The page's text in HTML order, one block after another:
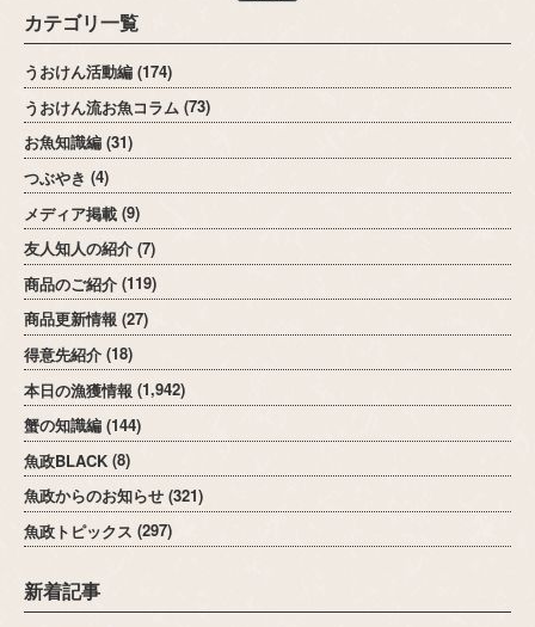
カテゴリ一覧
うおけん活動編 (174)
うおけん流お魚コラム (73)
お魚知識編 (31)
つぶやき (4)
メディア掲載 (9)
友人知人の紹介 (7)
商品のご紹介 (119)
商品更新情報 (27)
得意先紹介 (18)
本日の漁獲情報 (1,942)
蟹の知識編 (144)
魚政BLACK (8)
魚政からのお知らせ (321)
魚政トピックス (297)
新着記事